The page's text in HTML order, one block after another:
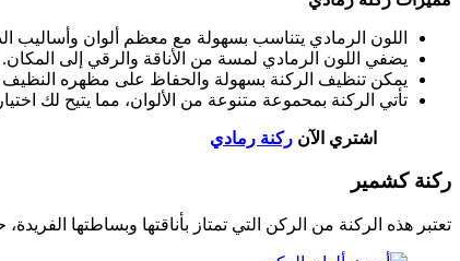
اللون الرمادي يتناسب بسهولة مع معظم ألوان وأساليب
يضفي اللون الرمادي لمسة من الأناقة والرقي إلى المكان.
يمكن تنظيف الركنة بسهولة والحفاظ على مظهره
تأتي الركنة بمحموعة متنوعة من الألوان، مما يتيح لك
اشتري الآن ركنة رمادي
ركنة كشمير
تعتبر هذه الركنة من الركن التي تمتاز بأناقتها وبساطتها